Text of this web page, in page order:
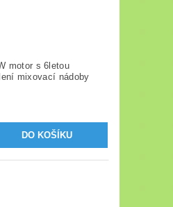
motor s 6letou
mixovací nádoby